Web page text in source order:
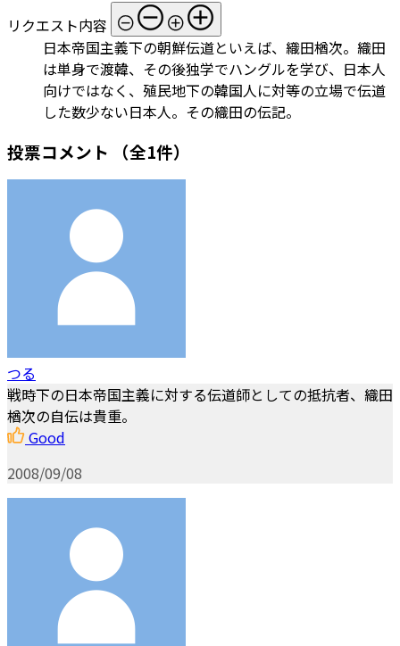
リクエスト内容
日本帝国主義下の朝鮮伝道といえば、織田楢次。織田
は単身で渡韓、その後独学でハングルを学び、日本人
向けではなく、殖民地下の韓国人に対等の立場で伝道
した数少ない日本人。その織田の伝記。
投票コメント （全1件）
つる
戦時下の日本帝国主義に対する伝道師としての抵抗者、織田
楢次の自伝は貴重。
Good
2008/09/08